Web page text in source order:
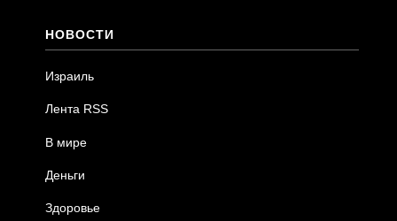
НОВОСТИ
Израиль
Лента RSS
В мире
Деньги
Здоровье